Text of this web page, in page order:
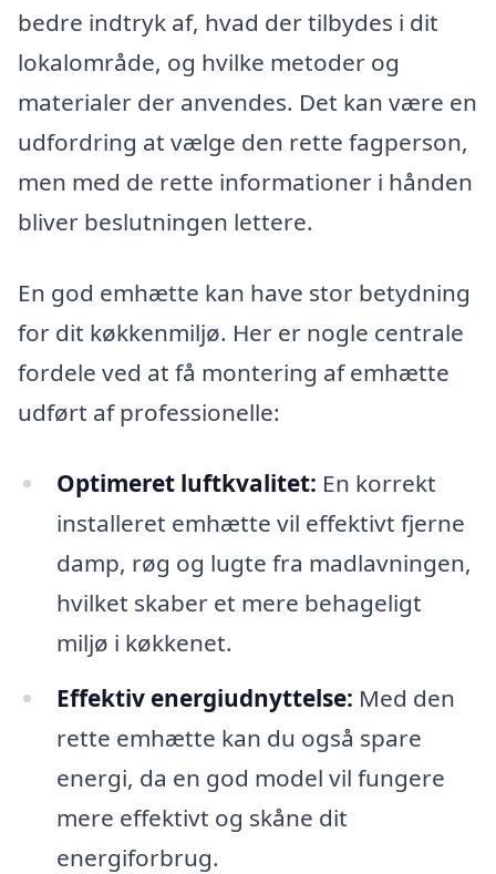
bedre indtryk af, hvad der tilbydes i dit
lokalområde, og hvilke metoder og
materialer der anvendes. Det kan være en
udfordring at vælge den rette fagperson,
men med de rette informationer i hånden
bliver beslutningen lettere.
En god emhætte kan have stor betydning
for dit køkkenmiljø. Her er nogle centrale
fordele ved at få montering af emhætte
udført af professionelle:
Optimeret luftkvalitet: En korrekt
installeret emhætte vil effektivt fjerne
damp, røg og lugte fra madlavningen,
hvilket skaber et mere behageligt
miljø i køkkenet.
Effektiv energiudnyttelse: Med den
rette emhætte kan du også spare
energi, da en god model vil fungere
mere effektivt og skåne dit
energiforbrug.